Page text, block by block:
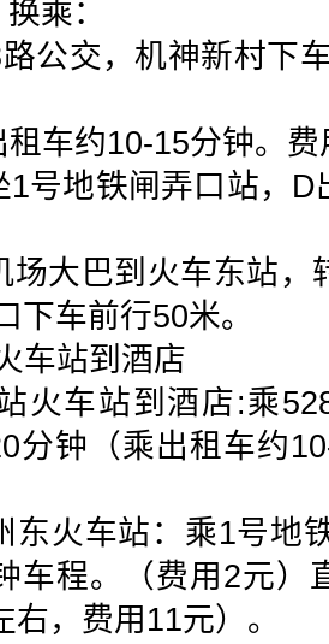
乘：
交，机神新村下车
车约10-15分钟。费
地铁闸弄口站，D
大巴到火车东站，
下车前行50米。
站到酒店
车站到酒店:乘
分钟（乘出租车约
火车站：乘1号地
车程。（费用2元）
，费用11元）。